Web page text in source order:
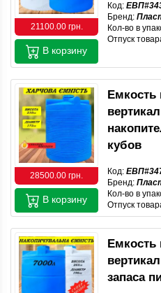
21100.00 грн.
Код:
Бренд:
Кол-во в
Отпуск
В корзину
28500.00 грн.
Емкость
кубов
Код:
Бренд:
Кол-во в
Отпуск
В корзину
Емкость
запаса